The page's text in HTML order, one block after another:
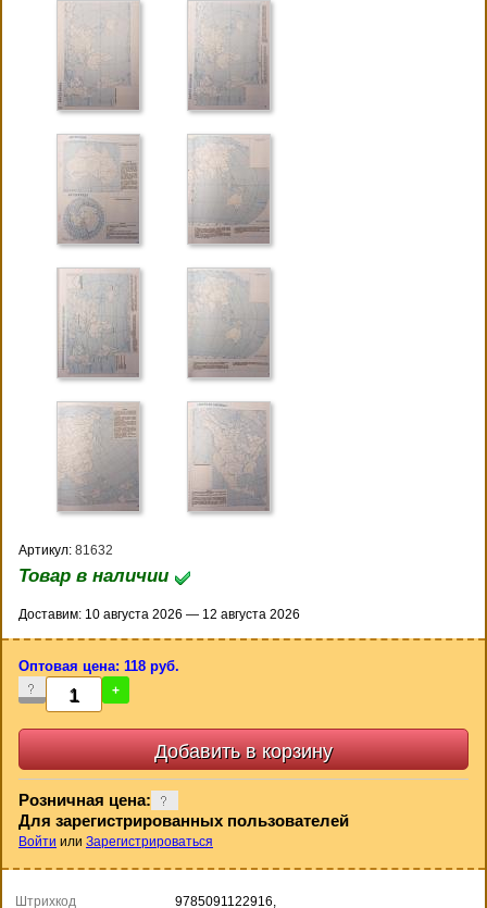
Артикул: 81632
Товар в наличии
Доставим: 10 августа 2026 — 12 августа 2026
Оптовая цена: 118 руб.
- +
Розничная цена:
Для зарегистрированных пользователей
Войти или Зарегистрироваться
Штрихкод
9785091122916,